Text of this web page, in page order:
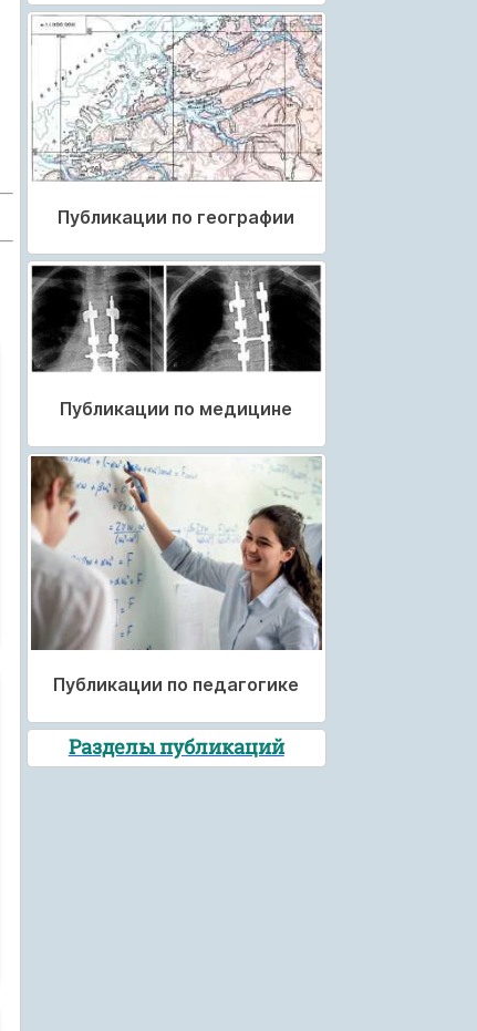
Публикации по географии
Публикации по медицине
Публикации по педагогике
Разделы публикаций